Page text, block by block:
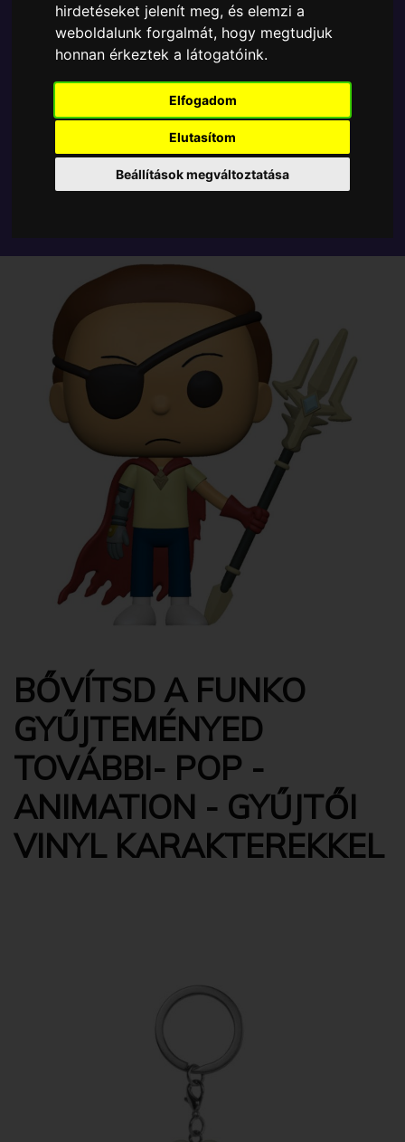
hirdetéseket jelenít meg, és elemzi a
weboldalunk forgalmát, hogy megtudjuk
honnan érkeztek a látogatóink.
Elfogadom
Elutasítom
Beállítások megváltoztatása
MÁSOK MIT VESZNEK
Tetszik? Osszd meg másokkal!
BŐVÍTSD A FUNKO
GYŰJTEMÉNYED
TOVÁBBI- POP -
ANIMATION - GYŰJTŐI
VINYL KARAKTEREKKEL